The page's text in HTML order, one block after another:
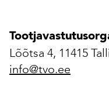
Lõõtsa 4, 11415
info@tvo.ee